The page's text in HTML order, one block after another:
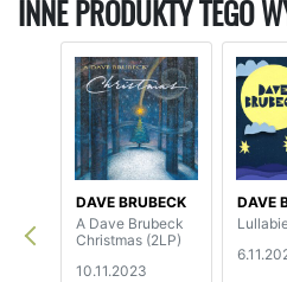
INNE PRODUKTY TEGO
DAVE BRUBECK
A Dave Brubeck
Christmas (2LP)
10.11.2023
DAVE